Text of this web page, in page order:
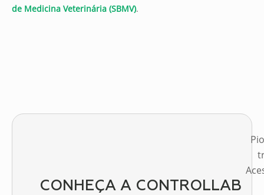
de Medicina Veterinária (SBMV).
CONHEÇA A CONTROLLAB